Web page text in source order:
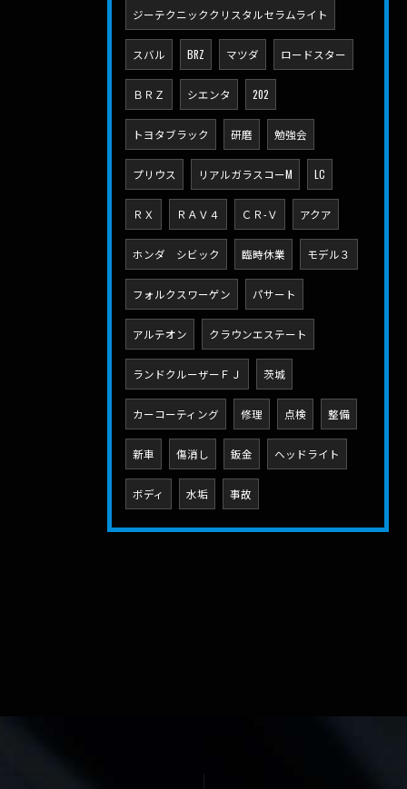
ジーテクニッククリスタルセラムライト
スバル BRZ マツダ ロードスター
ＢＲＺ シエンタ 202
トヨタブラック 研磨 勉強会
プリウス リアルガラスコーM LC
ＲＸ ＲＡＶ４ ＣＲ-Ｖ アクア
ホンダ シビック 臨時休業 モデル３
フォルクスワーゲン パサート
アルテオン クラウンエステート
ランドクルーザーＦＪ 茨城
カーコーティング 修理 点検 整備
新車 傷消し 鈑金 ヘッドライト
ボディ 水垢 事故